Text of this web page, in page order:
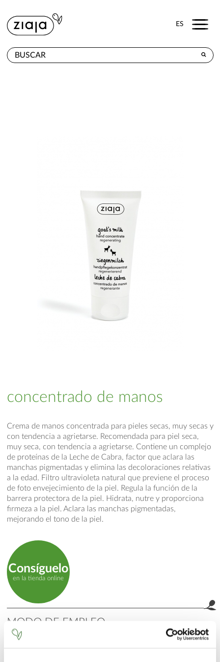
ES Menu
concentrado de manos
Crema de manos concentrada para pieles secas, muy secas y
con tendencia a agrietarse. Recomendada para piel seca,
muy seca, con tendencia a agrietarse. Contiene un complejo
de proteínas de la Leche de Cabra, factor que aclara las
manchas pigmentadas y elimina las decoloraciones relativas
a la edad. Filtro ultravioleta natural que previene el proceso
de foto envejecimiento de la piel. Regula la función de la
barrera protectora de la piel. Hidrata, nutre y proporciona
firmeza a la piel. Aclara las manchas pigmentadas,
mejorando el tono de la piel.
Consíguelo
en la tienda online
MODO DE EMPLEO
Aplicar una pequeña cantidad del producto sobre la piel